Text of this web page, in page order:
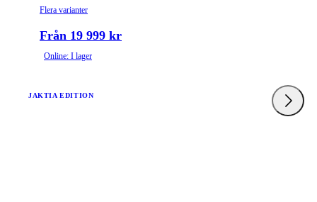
Flera varianter
Från 19 999 kr
Online: I lager
JAKTIA EDITION